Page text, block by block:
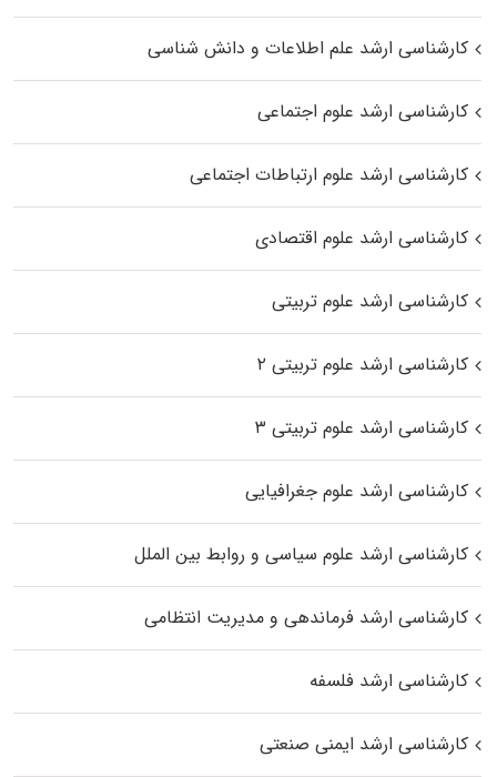
کارشناسی ارشد علم اطلاعات و دانش شناسی
کارشناسی ارشد علوم اجتماعی
کارشناسی ارشد علوم ارتباطات اجتماعی
کارشناسی ارشد علوم اقتصادی
کارشناسی ارشد علوم تربیتی
کارشناسی ارشد علوم تربیتی ۲
کارشناسی ارشد علوم تربیتی ۳
کارشناسی ارشد علوم جغرافیایی
کارشناسی ارشد علوم سیاسی و روابط بین الملل
کارشناسی ارشد فرماندهی و مدیریت انتظامی
کارشناسی ارشد فلسفه
کارشناسی ارشد ایمنی صنعتی